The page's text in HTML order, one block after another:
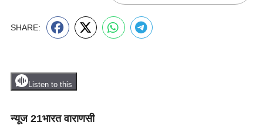
SHARE:
Listen to this
न्यूज 21भारत वाराणसी